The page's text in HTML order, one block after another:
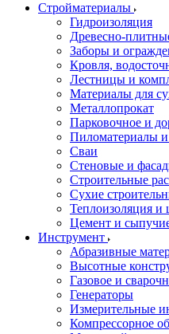
Стройматериалы
Гидроизоляция
Древесно-
Заборы и
Кровля,
Лестницы и
Материалы для
Металлопрокат
Парковочное и
Пиломатериалы и
Сваи
Стеновые и
Строительные
Сухие
Теплоизоляция и
Цемент и
Инструмент
Абразивные
Высотные
Газовое и
Генераторы
Измерительные
Компрессорное